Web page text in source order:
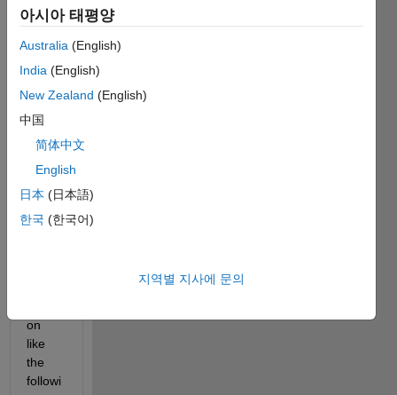
mesh
plot,
and
besid
those
plot I
want
have
a
figure
on
like
the
followi
아시아 태평양
Australia (English)
India (English)
New Zealand (English)
中国
简体中文
English
日本 (日本語)
한국 (한국어)
지역별 지사에 문의